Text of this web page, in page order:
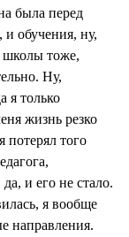
была перед
и обучения, ну,
школы тоже,
Ну,
я только
жизнь резко
потерял того
и его не стало.
я вообще
направления.